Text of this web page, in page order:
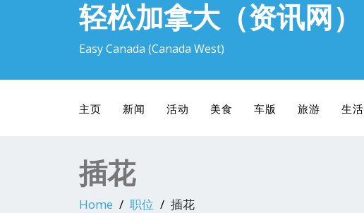
轻松加拿大（资讯网）
Easy Canada (Canada West)
主页 新闻 活动 美食 车版 旅游 生活
插花
Home 职位 插花